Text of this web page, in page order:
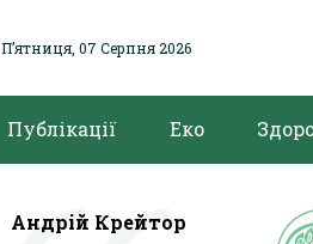
Пʼятниця, 07 Серпня 2026
Публікації Еко
Андрій Крейтор